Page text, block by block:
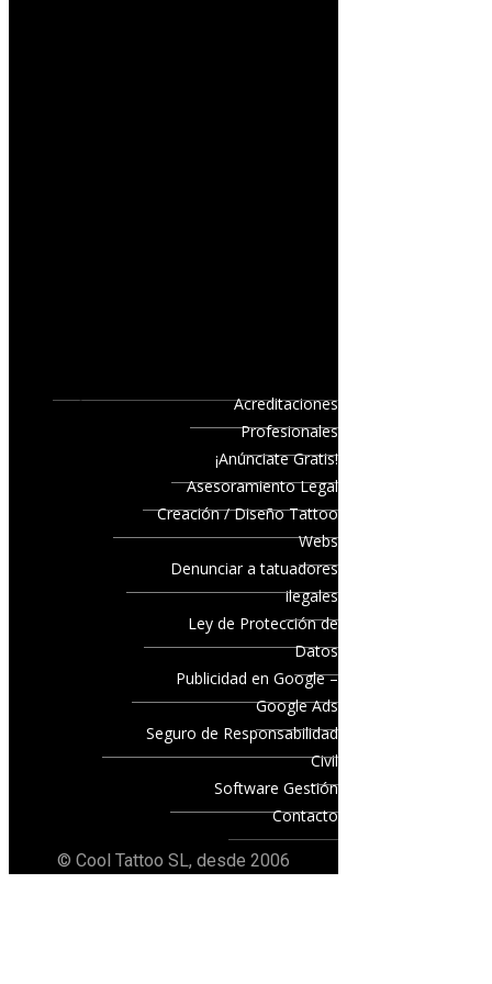
Acreditaciones
Profesionales
¡Anúnciate Gratis!
Asesoramiento Legal
Creación / Diseño Tattoo
Webs
Denunciar a tatuadores
ilegales
Ley de Protección de
Datos
Publicidad en Google –
Google Ads
Seguro de Responsabilidad
Civil
Software Gestión
Contacto
© Cool Tattoo SL, desde 2006